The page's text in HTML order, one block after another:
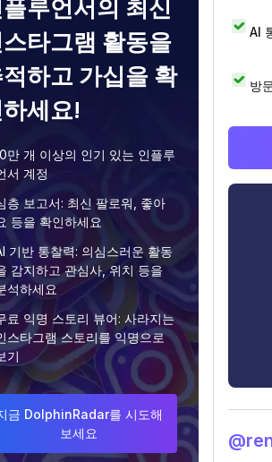
플루언서의 최신
스타그램 활동을
하고 가십을 확
하세요!
만 개 이상의 인기 있는 인플루
서 계정
층 보고서: 최신 팔로워, 좋아
등을 확인하세요
기반 통찰력: 의심스러운 활동
감지하고 관심사, 위치 등을
석하세요
료 익명 스토리 뷰어: 사라지는
스타그램 스토리를 익명으로
기
금 DolphinRadar를 시도해
보세요
AI
방